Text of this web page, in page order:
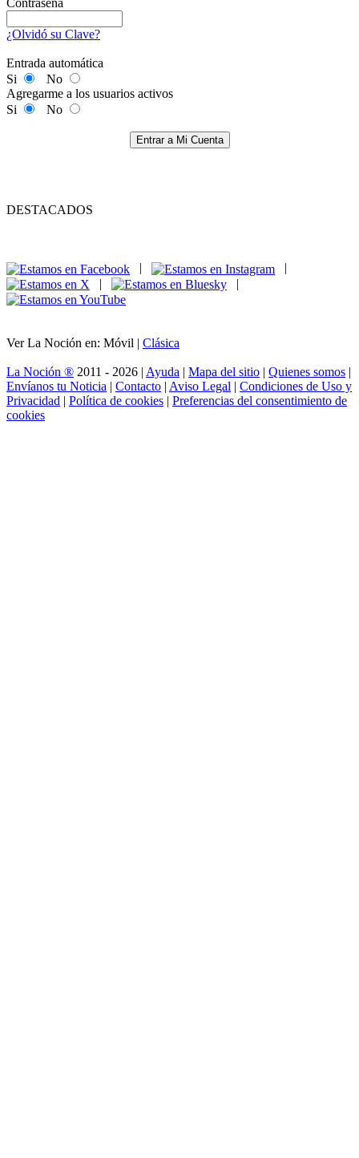
Contraseña
¿Olvidó su Clave?
Entrada automática
Si
No
Agregarme a los usuarios activos
Si
No
Entrar a Mi Cuenta
DESTACADOS
|
|
Ver La Noción en: Móvil | Clásica
La Noción ® 2011 - 2026 | Ayuda | Mapa del sitio | Quienes somos |
Envíanos tu Noticia | Contacto | Aviso Legal | Condiciones de Uso y
Privacidad | Política de cookies | Preferencias del consentimiento de
cookies